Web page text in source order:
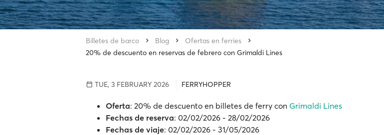
Billetes de barco Blog
Ofertas en ferries
20% de descuento en reservas de febrero con Grimaldi Lines
TUE, 3 FEBRUARY 2026 FERRYHOPPER
Oferta: 20% de descuento en billetes de ferry con Grimaldi Lines
Fechas de reserva: 02/02/2026 - 28/02/2026
Fechas de viaje: 02/02/2026 - 31/05/2026